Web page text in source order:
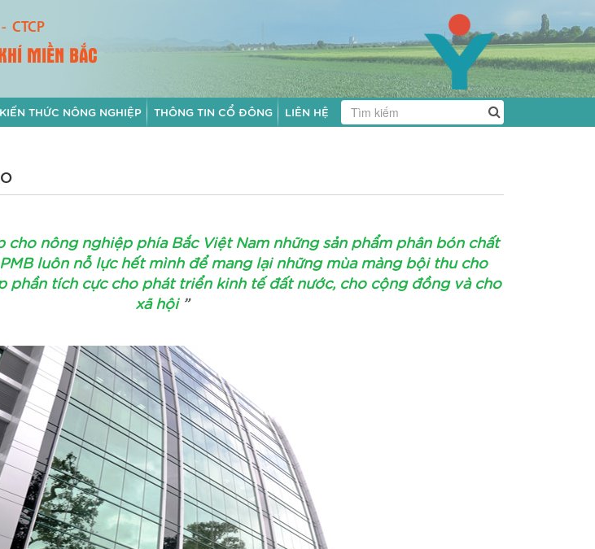
CTCP
MIỀN BẮC
KIẾN THỨC NÔNG NGHIỆP THÔNG TIN CỔ ĐÔNG LIÊN HỆ
cho nông nghiệp phía Bắc Việt Nam những sản phẩm phân bón chất
luôn nỗ lực hết mình để mang lại những mùa màng bội thu cho
phần tích cực cho phát triển kinh tế đất nước, cho cộng đồng và cho
xã hội ”